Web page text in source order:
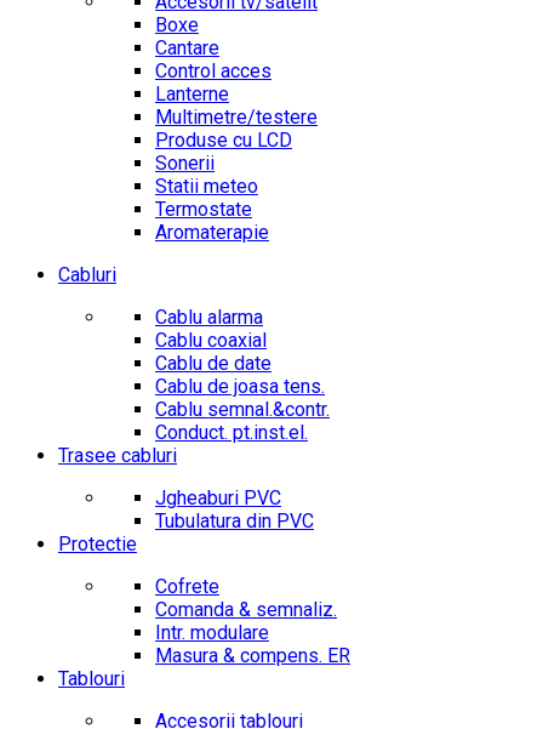
Boxe
Cantare
Control acces
Lanterne
Multimetre/testere
Produse cu LCD
Sonerii
Statii meteo
Termostate
Aromaterapie
Cabluri
Cablu alarma
Cablu coaxial
Cablu de date
Cablu de joasa tens.
Cablu semnal.&contr.
Conduct. pt.inst.el.
Trasee cabluri
Jgheaburi PVC
Tubulatura din PVC
Protectie
Cofrete
Comanda & semnaliz.
Intr. modulare
Masura & compens. ER
Tablouri
Accesorii tablouri